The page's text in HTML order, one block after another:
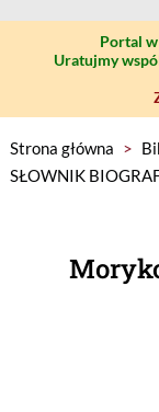
Portal
Uratujmy
Strona główna >
SŁOWNIK